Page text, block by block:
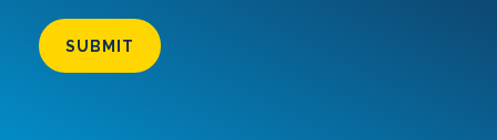
SUBMIT